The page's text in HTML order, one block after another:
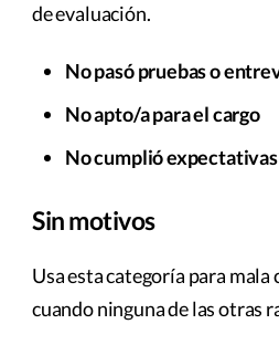
de evaluación.
No pasó pruebas o
No apto/a para el cargo
No cumplió expectativas
Sin motivos
Usa esta categoría para mala
cuando ninguna de las otras